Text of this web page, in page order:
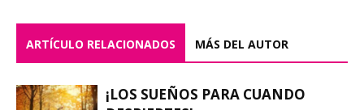
ARTÍCULO RELACIONADOS MÁS DEL AUTOR
¡LOS SUEÑOS PARA CUANDO